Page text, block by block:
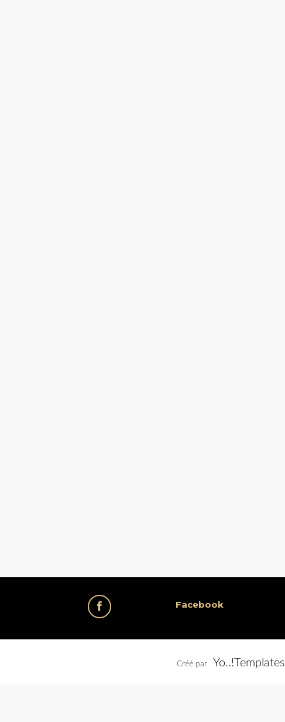
Facebook
Créé par Yo..!Templates